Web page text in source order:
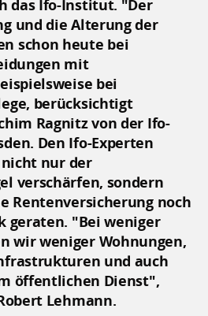
das Ifo-Institut. "Der
und die Alterung der
schon heute bei
mit
bei
berücksichtigt
Ragnitz von der Ifo-
Den Ifo-Experten
nur der
verschärfen, sondern
Rentenversicherung noch
geraten. "Bei weniger
wir weniger Wohnungen,
und auch
öffentlichen Dienst",
Lehmann.